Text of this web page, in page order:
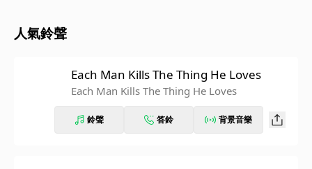
人氣鈴聲
Each Man Kills The Thing He Loves
Each Man Kills The Thing He Loves
鈴聲 答鈴 背景音樂